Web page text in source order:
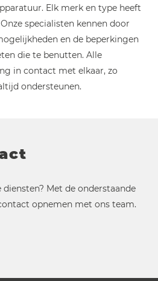
Elk merk en type heeft
specialisten kennen door
en de beperkingen
die te benutten. Alle
in contact met elkaar, zo
ondersteunen.
Met de onderstaande
opnemen met ons team.